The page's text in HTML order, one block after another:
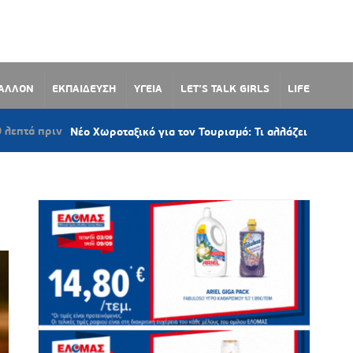
ΕΚΠΑΙΔΕΥΣΗ ΥΓΕΙΑ LET’S TALK GIRLS LIFE
Νέο Χωροταξικό για τον Τουρισμό: Τι αλλάζει για Νάξο,